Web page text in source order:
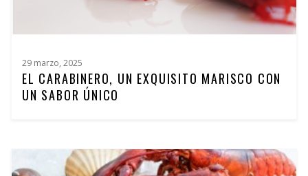
29 marzo, 2025
EL CARABINERO, UN EXQUISITO MARISCO CON
UN SABOR ÚNICO